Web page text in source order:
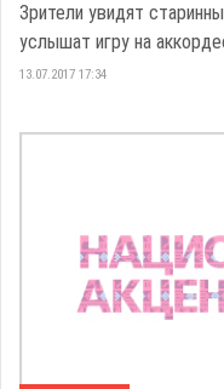
Зрители увидят
услышат игру на
13.07.2017 17:34